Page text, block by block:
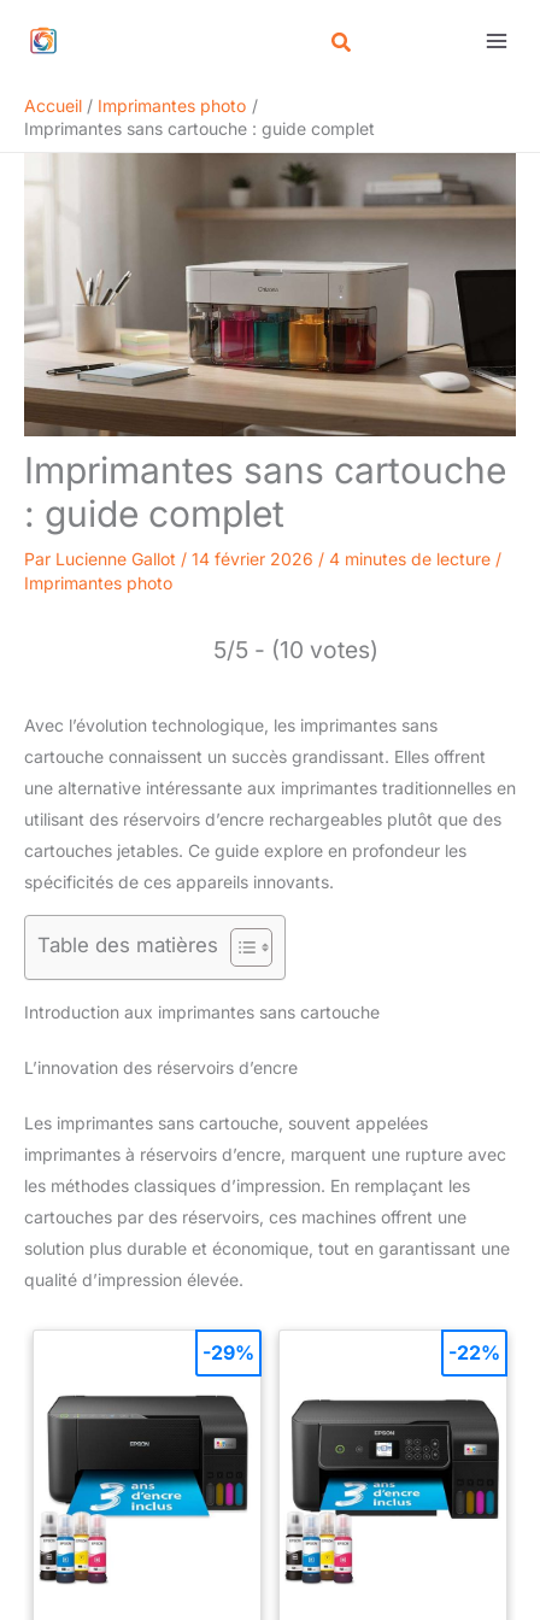
Accueil
Imprimantes photo
Imprimantes sans cartouche : guide complet
Imprimantes sans cartouche
: guide complet
Par Lucienne Gallot / 14 février 2026 / 4 minutes de lecture /
Imprimantes photo
5/5 - (10 votes)
Avec l’évolution technologique, les imprimantes sans
cartouche connaissent un succès grandissant. Elles offrent
une alternative intéressante aux imprimantes traditionnelles en
utilisant des réservoirs d’encre rechargeables plutôt que des
cartouches jetables. Ce guide explore en profondeur les
spécificités de ces appareils innovants.
Table des matières
Introduction aux imprimantes sans cartouche
L’innovation des réservoirs d’encre
Les imprimantes sans cartouche, souvent appelées
imprimantes à réservoirs d’encre, marquent une rupture avec
les méthodes classiques d’impression. En remplaçant les
cartouches par des réservoirs, ces machines offrent une
solution plus durable et économique, tout en garantissant une
qualité d’impression élevée.
-29% -22%